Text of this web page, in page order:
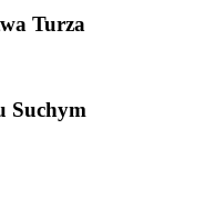
Turza
Suchym